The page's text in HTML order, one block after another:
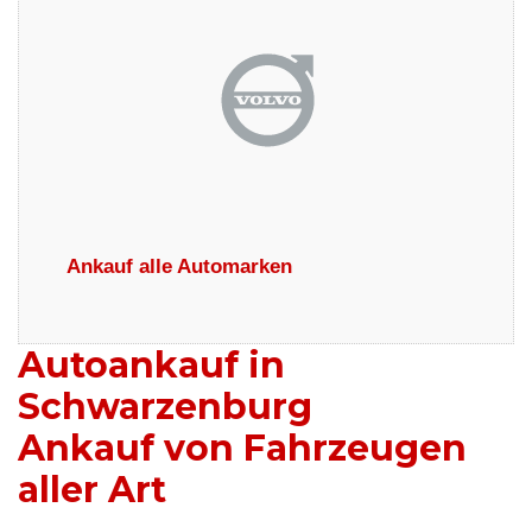
Ankauf alle Automarken
Autoankauf in
Schwarzenburg
Ankauf von Fahrzeugen
aller Art